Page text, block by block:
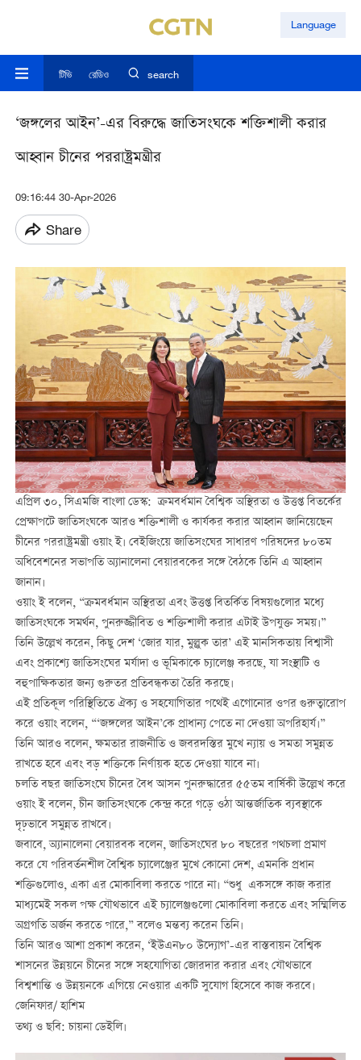
Language
টিভি রেডিও search
‘জঙ্গলের আইন’-এর বিরুদ্ধে জাতিসংঘকে শক্তিশালী করার
আহ্বান চীনের পররাষ্ট্রমন্ত্রীর
09:16:44 30-Apr-2026
Share
এপ্রিল ৩০, সিএমজি বাংলা ডেস্ক: ক্রমবর্ধমান বৈশ্বিক অস্থিরতা ও উত্তপ্ত বিতর্কের
প্রেক্ষাপটে জাতিসংঘকে আরও শক্তিশালী ও কার্যকর করার আহ্বান জানিয়েছেন
চীনের পররাষ্ট্রমন্ত্রী ওয়াং ই। বেইজিংয়ে জাতিসংঘের সাধারণ পরিষদের ৮০তম
অধিবেশনের সভাপতি অ্যানালেনা বেয়ারবকের সঙ্গে বৈঠকে তিনি এ আহ্বান
জানান।
ওয়াং ই বলেন, “ক্রমবর্ধমান অস্থিরতা এবং উত্তপ্ত বিতর্কিত বিষয়গুলোর মধ্যে
জাতিসংঘকে সমর্থন, পুনরুজ্জীবিত ও শক্তিশালী করার এটাই উপযুক্ত সময়।”
তিনি উল্লেখ করেন, কিছু দেশ ‘জোর যার, মুল্লুক তার’ এই মানসিকতায় বিশ্বাসী
এবং প্রকাশ্যে জাতিসংঘের মর্যাদা ও ভূমিকাকে চ্যালেঞ্জ করছে, যা সংস্থাটি ও
বহুপাক্ষিকতার জন্য গুরুতর প্রতিবন্ধকতা তৈরি করছে।
এই প্রতিকূল পরিস্থিতিতে ঐক্য ও সহযোগিতার পথেই এগোনোর ওপর গুরুত্বারোপ
করে ওয়াং বলেন, “‘জঙ্গলের আইন’কে প্রাধান্য পেতে না দেওয়া অপরিহার্য।”
তিনি আরও বলেন, ক্ষমতার রাজনীতি ও জবরদস্তির মুখে ন্যায় ও সমতা সমুন্নত
রাখতে হবে এবং বড় শক্তিকে নির্ণায়ক হতে দেওয়া যাবে না।
চলতি বছর জাতিসংঘে চীনের বৈধ আসন পুনরুদ্ধারের ৫৫তম বার্ষিকী উল্লেখ করে
ওয়াং ই বলেন, চীন জাতিসংঘকে কেন্দ্র করে গড়ে ওঠা আন্তর্জাতিক ব্যবস্থাকে
দৃঢ়ভাবে সমুন্নত রাখবে।
জবাবে, অ্যানালেনা বেয়ারবক বলেন, জাতিসংঘের ৮০ বছরের পথচলা প্রমাণ
করে যে পরিবর্তনশীল বৈশ্বিক চ্যালেঞ্জের মুখে কোনো দেশ, এমনকি প্রধান
শক্তিগুলোও, একা এর মোকাবিলা করতে পারে না। “শুধু একসঙ্গে কাজ করার
মাধ্যমেই সকল পক্ষ যৌথভাবে এই চ্যালেঞ্জগুলো মোকাবিলা করতে এবং সম্মিলিত
অগ্রগতি অর্জন করতে পারে,” বলেও মন্তব্য করেন তিনি।
তিনি আরও আশা প্রকাশ করেন, ‘ইউএন৮০ উদ্যোগ’-এর বাস্তবায়ন বৈশ্বিক
শাসনের উন্নয়নে চীনের সঙ্গে সহযোগিতা জোরদার করার এবং যৌথভাবে
বিশ্বশান্তি ও উন্নয়নকে এগিয়ে নেওয়ার একটি সুযোগ হিসেবে কাজ করবে।
জেনিফার/ হাশিম
তথ্য ও ছবি: চায়না ডেইলি।